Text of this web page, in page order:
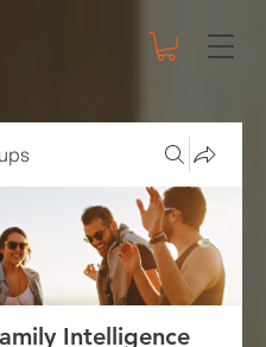
Intelligence